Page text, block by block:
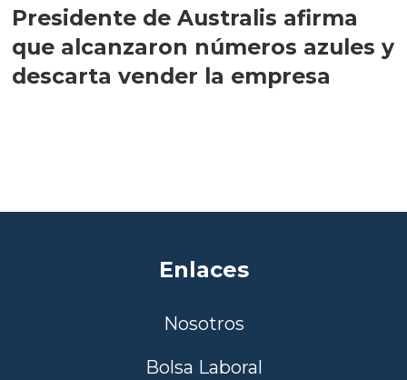
Presidente de Australis afirma
que alcanzaron números azules y
descarta vender la empresa
Enlaces
Nosotros
Bolsa Laboral